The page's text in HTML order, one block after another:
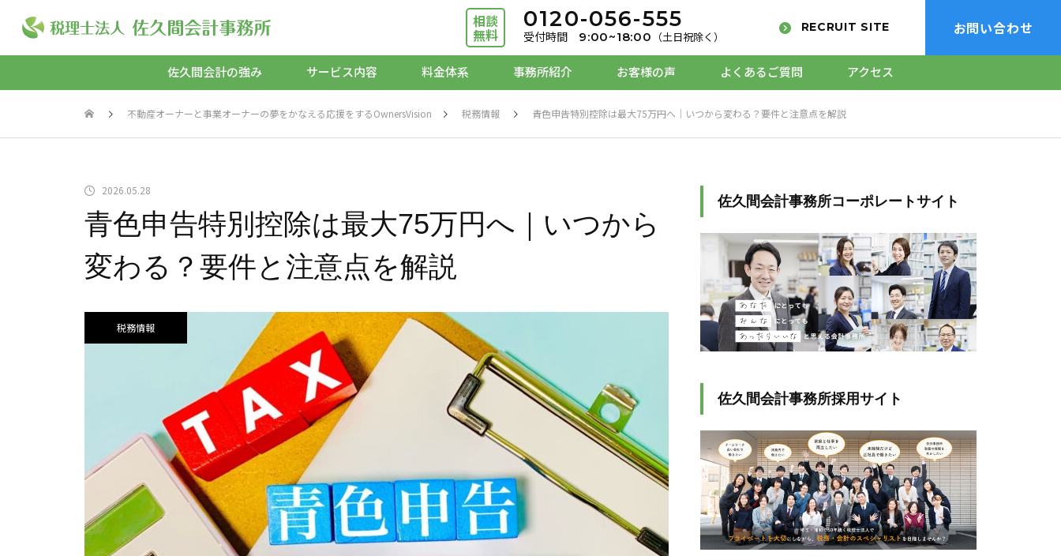
相談
無料
0120-056-555
受付時間 9:00~18:00 （⼟⽇祝除く）
RECRUIT SITE お問い合わせ
佐久間会計の強み サービス内容
経理を丸ごと依頼したい
バックオフィスアウトソーシ
ング
会計をクラウド化したい、Ｄ
クオフィスDＸ化支援
税理⼠を変更したい
オピニオン
会社を設立したい
会社設立支援、創業融資プラ
資金繰りを良くしたい、融資
キャッシュフロー改善、資金
調達支援
不動産に強い税理士と付き合
不動産投資家のためのキャッ
シュフロー税務顧問
確定申告をしたい
駆け込み確定申告、個人事業
主プラン
相続贈与なんでも相談室
資金繰経営計画を作りたい、
経営を改善したい
みらい会計サービス
事業承継をしたい、会社を売
りたい
事業承継・Ｍ＆Ａコンサルテ
ィング
料金体系 事務所紹介 お客様の声 よくあるご質問 アクセス
不動産オーナーと事業オーナーの夢をかなえる応援をするOwnersVision 税務情報 青色申告特別控除は最大75万円へ｜いつから変わる？要件と注意点を解説
2026.05.28
青色申告特別控除は最大75万円へ｜いつから
変わる？要件と注意点を解説
税務情報
佐久間会計事務所コーポレートサイト
佐久間会計事務所採用サイト